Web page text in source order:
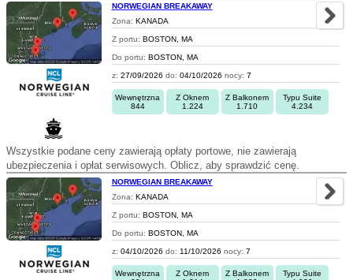
NORWEGIAN BREAKAWAY
Zona: KANADA
Z portu: BOSTON, MA
Do portu: BOSTON, MA
z: 27/09/2026 do: 04/10/2026 nocy: 7
Wewnętrzna
844
Z Oknem
1.224
Z Balkonem
1.710
Typu Suite
4.234
Wszystkie podane ceny zawierają opłaty portowe, nie zawierają
ubezpieczenia i opłat serwisowych. Oblicz, aby sprawdzić cenę.
NORWEGIAN BREAKAWAY
Zona: KANADA
Z portu: BOSTON, MA
Do portu: BOSTON, MA
z: 04/10/2026 do: 11/10/2026 nocy: 7
Wewnętrzna
Z Oknem
Z Balkonem
Typu Suite